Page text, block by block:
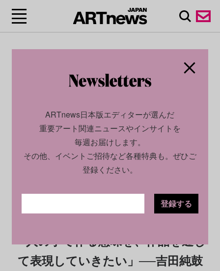
2024.05.02
「人の手で作る意味を、作品を通じ
て表現していきたい」──吉田純鼓
ARTnews日本版エディターが選んだ
重要アート関連ニュースやインサイトを
毎週お届けします。
その他、イベントご招待など各種特典も。ぜひご
登録ください。
登録する